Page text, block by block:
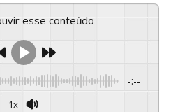
esse conteúdo
-:--
1x